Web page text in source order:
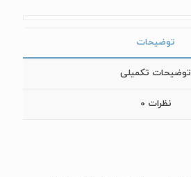
توضیحات
توضیحات تکمیلی
نظرات 0